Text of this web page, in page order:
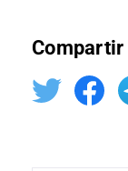
Compartir